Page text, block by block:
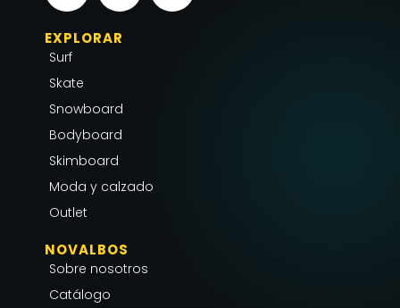
s
t
a
g
r
a
m
c
e
o
k
f
a
EXPLORAR
Surf
Skate
Snowboard
Bodyboard
Skimboard
Moda y calzado
Outlet
NOVALBOS
Sobre nosotros
Catálogo